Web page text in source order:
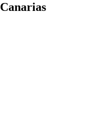
Canarias